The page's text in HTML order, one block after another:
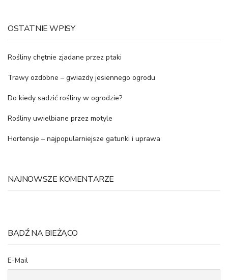
OSTATNIE WPISY
Rośliny chętnie zjadane przez ptaki
Trawy ozdobne – gwiazdy jesiennego ogrodu
Do kiedy sadzić rośliny w ogrodzie?
Rośliny uwielbiane przez motyle
Hortensje – najpopularniejsze gatunki i uprawa
NAJNOWSZE KOMENTARZE
BĄDŹ NA BIEŻĄCO
E-Mail